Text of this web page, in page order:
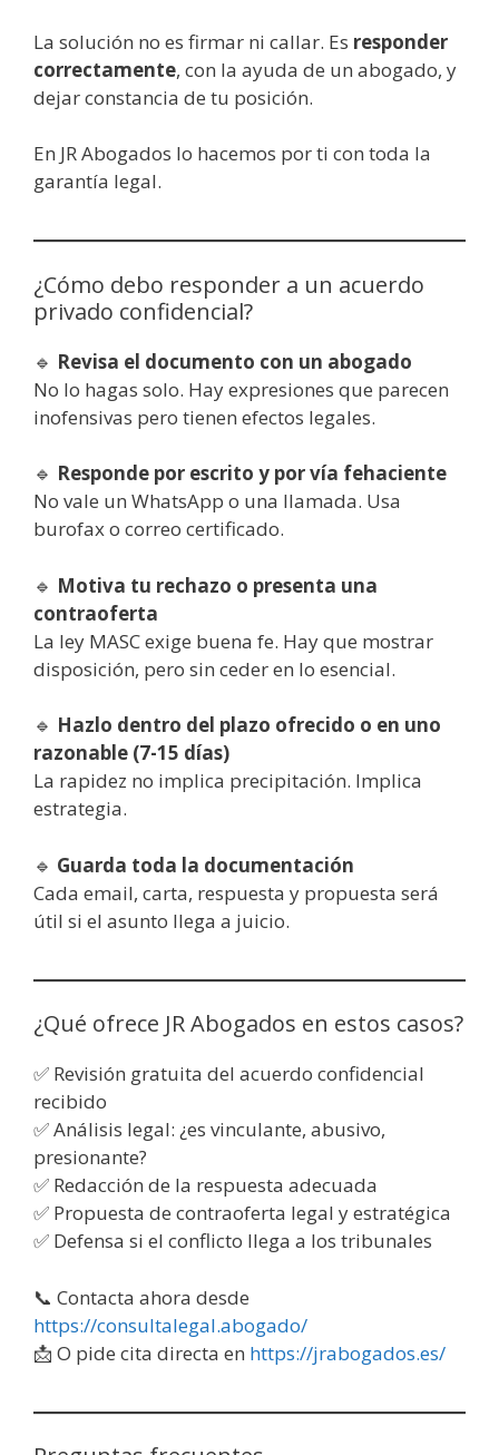
La solución no es firmar ni callar. Es responder
correctamente, con la ayuda de un abogado, y
dejar constancia de tu posición.
En JR Abogados lo hacemos por ti con toda la
garantía legal.
¿Cómo debo responder a un acuerdo
privado confidencial?
🔹 Revisa el documento con un abogado
No lo hagas solo. Hay expresiones que parecen
inofensivas pero tienen efectos legales.
🔹 Responde por escrito y por vía fehaciente
No vale un WhatsApp o una llamada. Usa
burofax o correo certificado.
🔹 Motiva tu rechazo o presenta una
contraoferta
La ley MASC exige buena fe. Hay que mostrar
disposición, pero sin ceder en lo esencial.
🔹 Hazlo dentro del plazo ofrecido o en uno
razonable (7-15 días)
La rapidez no implica precipitación. Implica
estrategia.
🔹 Guarda toda la documentación
Cada email, carta, respuesta y propuesta será
útil si el asunto llega a juicio.
¿Qué ofrece JR Abogados en estos casos?
✅ Revisión gratuita del acuerdo confidencial
recibido
✅ Análisis legal: ¿es vinculante, abusivo,
presionante?
✅ Redacción de la respuesta adecuada
✅ Propuesta de contraoferta legal y estratégica
✅ Defensa si el conflicto llega a los tribunales
📞 Contacta ahora desde
https://consultalegal.abogado/
📩 O pide cita directa en https://jrabogados.es/